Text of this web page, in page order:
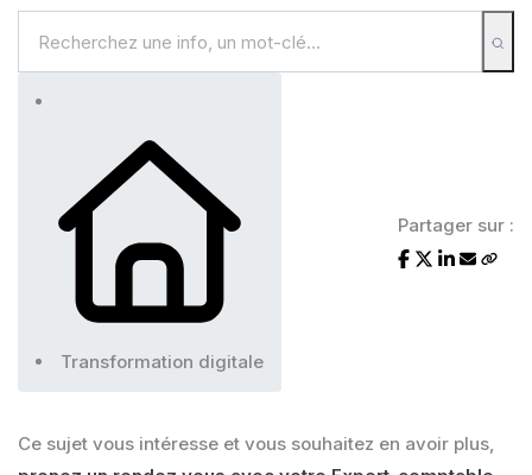
Transformation digitale
Partager sur :
Ce sujet vous intéresse et vous souhaitez en avoir plus,